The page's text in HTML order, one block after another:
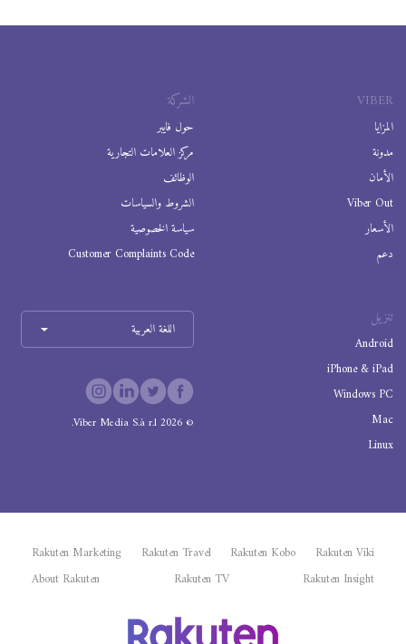
VIBER
المزايا
مدونة
الأمان
Viber Out
الأسعار
دعم
الشركة
حول فايبر
مركز العلامات التجارية
الوظائف
الشروط والسياسات
سياسة الخصوصية
Customer Complaints Code
تنزيل
Android
iPhone & iPad
Windows PC
Mac
Linux
اللغة العربية
©
2026
Viber Media S.à r.l.
Rakuten Viki
Rakuten Kobo
Rakuten Travel
Rakuten Marketing
Rakuten Insight
Rakuten TV
About Rakuten